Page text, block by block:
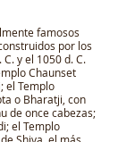
famosos
por los
y el 1050 d. C.
Chaunset
el Templo
o Bharatji, con
de once cabezas;
el Templo